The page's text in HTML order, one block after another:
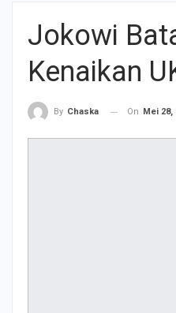
Jokowi
Kenaikan
By Chaska On Mei 28,